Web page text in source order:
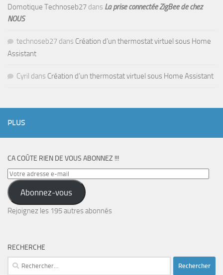
Domotique Technoseb27 dans La prise connectée ZigBee de chez
NOUS
technoseb27 dans Création d’un thermostat virtuel sous Home
Assistant
Cyril dans Création d’un thermostat virtuel sous Home Assistant
PLUS
CA COÛTE RIEN DE VOUS ABONNEZ !!!
Votre
adresse
e-
mail
Abonnez-vous
Rejoignez les 195 autres abonnés
RECHERCHE
Rechercher :